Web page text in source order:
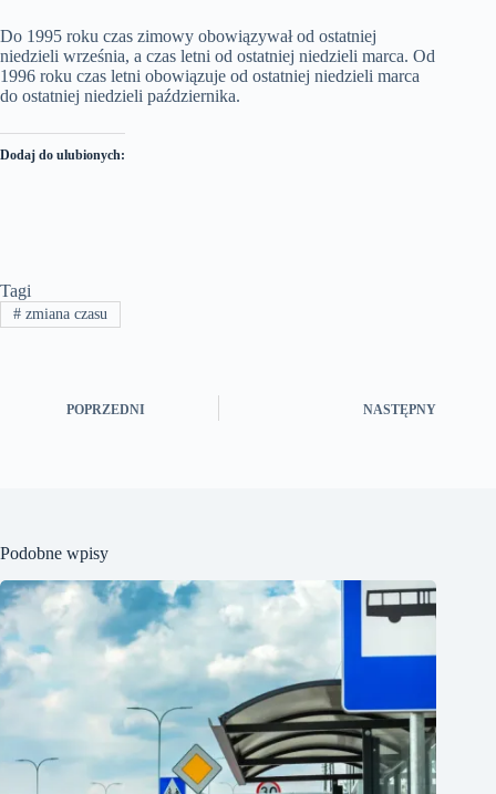
Do 1995 roku czas zimowy obowiązywał od ostatniej
niedzieli września, a czas letni od ostatniej niedzieli marca. Od
1996 roku czas letni obowiązuje od ostatniej niedzieli marca
do ostatniej niedzieli października.
Dodaj do ulubionych:
Tagi
#zmiana czasu
POPRZEDNI NASTĘPNY
Podobne wpisy